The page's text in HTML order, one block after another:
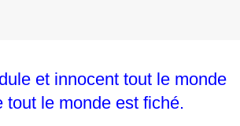
et innocent tout le monde
tout le monde est fiché.